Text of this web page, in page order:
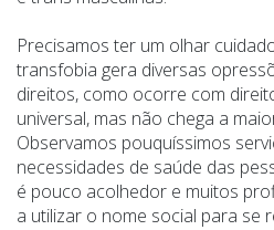
Precisamos ter um olhar
transfobia gera diversas
direitos, como ocorre com
universal, mas não chega a
Observamos pouquíssimos
necessidades de saúde das
é pouco acolhedor e muitos
a utilizar o nome social para se